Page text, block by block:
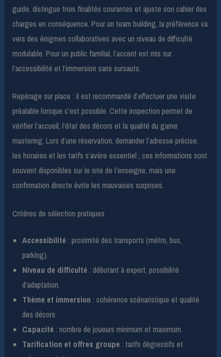
guide, distingue trois finalités courantes et ajuste son cahier des
charges en conséquence. Pour un team building, la préférence va
vers des énigmes collaboratives avec un niveau de difficulté
modulable. Pour un public familial, l’accent est mis sur
l’accessibilité et l’immersion sans sursauts.
Repérage sur place : il est recommandé d’effectuer une visite
préalable lorsque c’est possible. Cette inspection permet de
vérifier l’accueil, l’état des décors et la qualité du game
mastering. Lors d’une réservation, demander l’adresse précise,
les horaires et les tarifs s’avère essentiel ; ces informations sont
souvent disponibles sur le site de l’enseigne, mais une
confirmation directe évite les mauvaises surprises.
Critères de sélection pratiques
Accessibilité : proximité des transports (métro, bus,
parking).
Niveau de difficulté : débutant à expert, possibilité
d’adaptation.
Thème et immersion : cohérence scénaristique et qualité
des décors.
Capacité : nombre de joueurs minimum et maximum.
Tarification et offres groupe : tarifs dégressifs et